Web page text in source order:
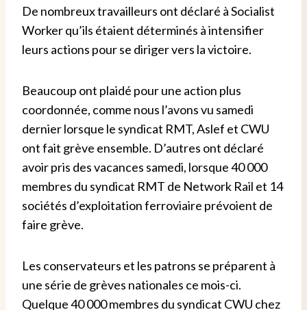
De nombreux travailleurs ont déclaré à Socialist
Worker qu’ils étaient déterminés à intensifier
leurs actions pour se diriger vers la victoire.
Beaucoup ont plaidé pour une action plus
coordonnée, comme nous l’avons vu samedi
dernier lorsque le syndicat RMT, Aslef et CWU
ont fait grève ensemble. D’autres ont déclaré
avoir pris des vacances samedi, lorsque 40 000
membres du syndicat RMT de Network Rail et 14
sociétés d’exploitation ferroviaire prévoient de
faire grève.
Les conservateurs et les patrons se préparent à
une série de grèves nationales ce mois-ci.
Quelque 40 000 membres du syndicat CWU chez